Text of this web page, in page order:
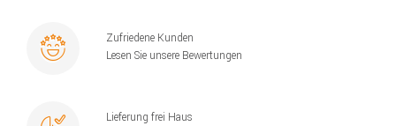
Zufriedene Kunden
Lesen Sie unsere Bewertungen
Lieferung frei Haus